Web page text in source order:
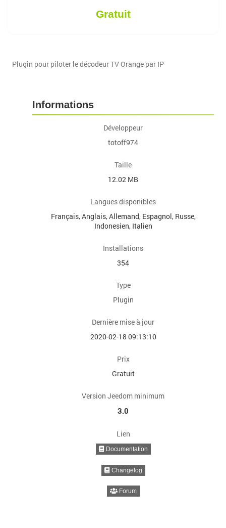
Gratuit
Plugin pour piloter le décodeur TV Orange par IP
Informations
Développeur
totoff974
Taille
12.02 MB
Langues disponibles
Français, Anglais, Allemand, Espagnol, Russe,
Indonesien, Italien
Installations
354
Type
Plugin
Dernière mise à jour
2020-02-18 09:13:10
Prix
Gratuit
Version Jeedom minimum
3.0
Lien
Documentation
Changelog
Forum